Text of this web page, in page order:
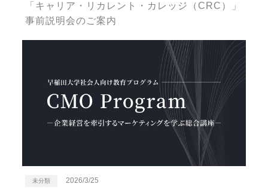
「キャリア・リカレント・カレッジ（CRC）」
事前説明会のご案内
未分類 2026/3/25